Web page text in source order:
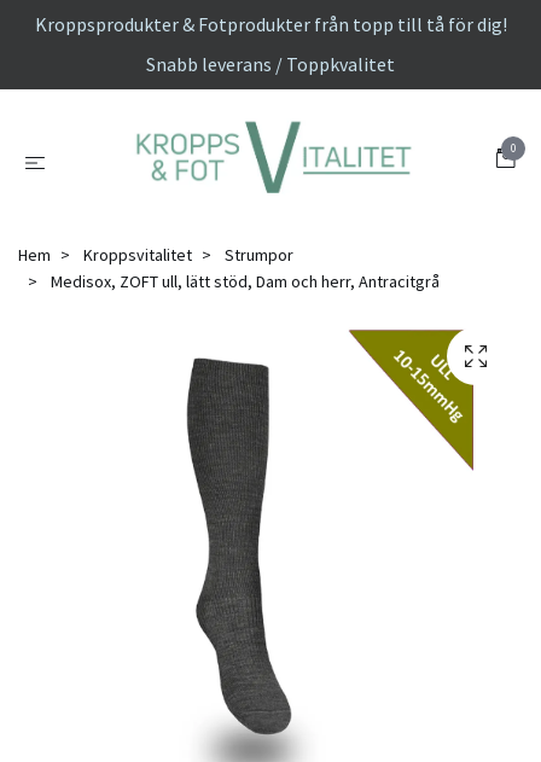
Kroppsprodukter & Fotprodukter från topp till tå för dig!
Snabb leverans / Toppkvalitet
0
Hem Kroppsvitalitet
Strumpor
Medisox, ZOFT ull, lätt stöd, Dam och herr, Antracitgrå